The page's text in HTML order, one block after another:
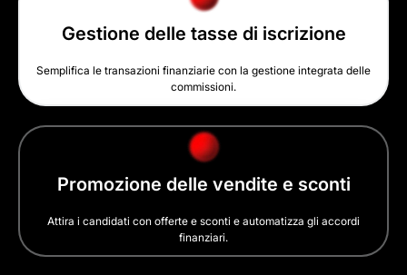
Gestione delle tasse di iscrizione
Semplifica le transazioni finanziarie con la gestione integrata delle
commissioni.
Promozione delle vendite e sconti
Attira i candidati con offerte e sconti e automatizza gli accordi
finanziari.